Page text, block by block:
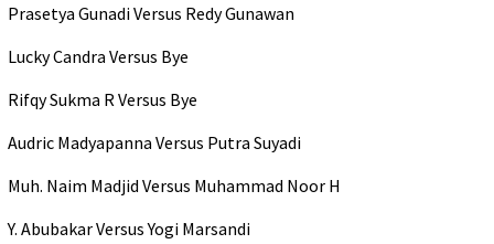
Prasetya Gunadi Versus Redy Gunawan
Lucky Candra Versus Bye
Rifqy Sukma R Versus Bye
Audric Madyapanna Versus Putra Suyadi
Muh. Naim Madjid Versus Muhammad Noor H
Y. Abubakar Versus Yogi Marsandi